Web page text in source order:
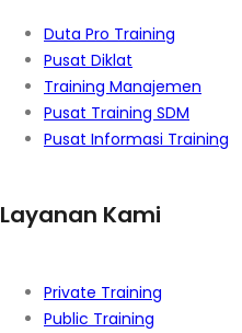
Duta Pro Training
Pusat Diklat
Training Manajemen
Pusat Training SDM
Pusat Informasi Training
Layanan Kami
Private Training
Public Training